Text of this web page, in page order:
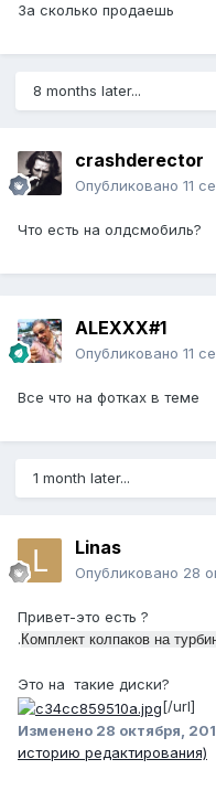
За сколько продаешь
8 months later...
crashderector
Опубликовано 11
Что есть на олдсмобиль?
ALEXXX#1
Опубликовано 11
Все что на фотках в теме
1 month later...
Linas
Опубликовано 28
Привет-это есть ?
. Комплект колпаков на
Это на такие диски?
[/url]
Изменено 28 октября,
историю редактирования)